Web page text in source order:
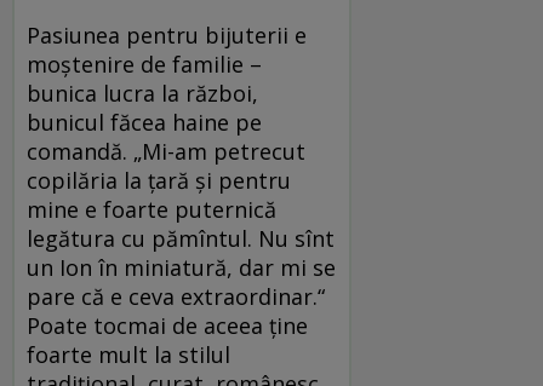
Pasiunea pentru bijuterii e
moştenire de familie –
bunica lucra la război,
bunicul făcea haine pe
comandă. „Mi-am petrecut
copilăria la ţară şi pentru
mine e foarte puternică
legătura cu pămîntul. Nu sînt
un Ion în miniatură, dar mi se
pare că e ceva extraordinar.“
Poate tocmai de aceea ţine
foarte mult la stilul